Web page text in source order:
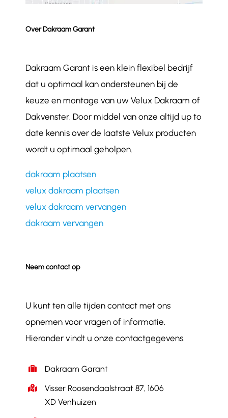
Over Dakraam Garant
Dakraam Garant is een klein flexibel bedrijf
dat u optimaal kan ondersteunen bij de
keuze en montage van uw Velux Dakraam of
Dakvenster. Door middel van onze altijd up to
date kennis over de laatste Velux producten
wordt u optimaal geholpen.
dakraam plaatsen
velux dakraam plaatsen
velux dakraam vervangen
dakraam vervangen
Neem contact op
U kunt ten alle tijden contact met ons
opnemen voor vragen of informatie.
Hieronder vindt u onze contactgegevens.
Dakraam Garant
Visser Roosendaalstraat 87, 1606
XD Venhuizen